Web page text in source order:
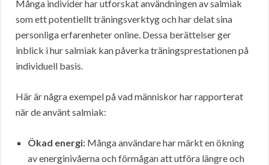
Många individer har utforskat användningen av salmiak
som ett potentiellt träningsverktyg och har delat sina
personliga erfarenheter online. Dessa berättelser ger
inblick i hur salmiak kan påverka träningsprestationen på
individuell basis.
Här är några exempel på vad människor har rapporterat
när de använt salmiak:
Ökad energi: Många användare har märkt en ökning
av energinivåerna och förmågan att utföra längre och